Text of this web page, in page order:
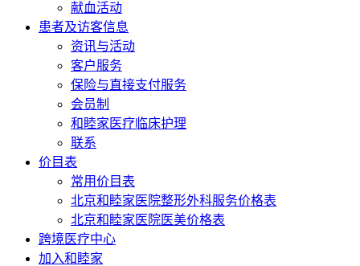
献血活动
患者及访客信息
资讯与活动
客户服务
保险与直接支付服务
会员制
和睦家医疗临床护理
联系
价目表
常用价目表
北京和睦家医院整形外科服务价格表
北京和睦家医院医美价格表
跨境医疗中心
加入和睦家